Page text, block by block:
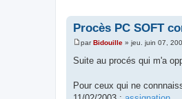
Procès PC SOFT
M
e
s
g
parBidouille » jeu. juin 07,
Suite au procés qui m'a
Pour ceux qui ne